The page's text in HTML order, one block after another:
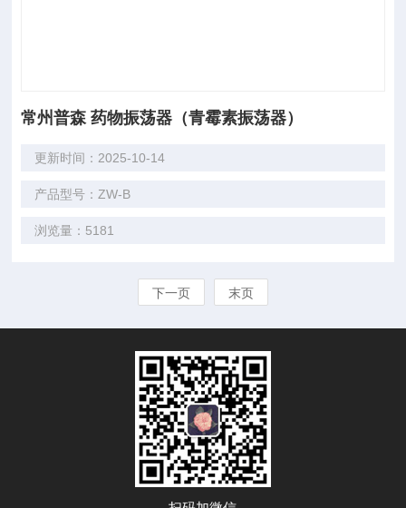
常州普森 药物振荡器（青霉素振荡器）
更新时间：2025-10-14
产品型号：ZW-B
浏览量：5181
下一页 末页